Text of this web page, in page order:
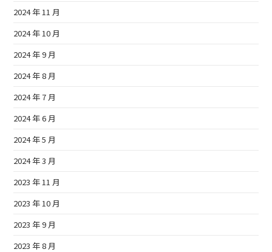
2024 年 11 月
2024 年 10 月
2024 年 9 月
2024 年 8 月
2024 年 7 月
2024 年 6 月
2024 年 5 月
2024 年 3 月
2023 年 11 月
2023 年 10 月
2023 年 9 月
2023 年 8 月